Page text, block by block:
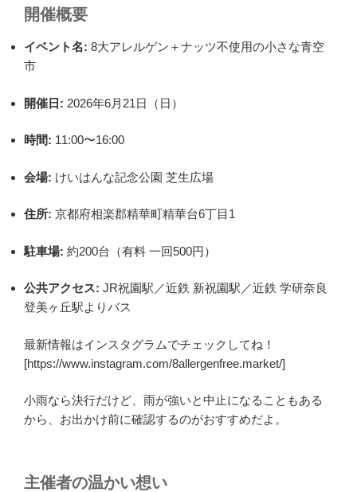
開催概要
イベント名: 8大アレルゲン＋ナッツ不使用の小さな青空
市
開催日: 2026年6月21日（日）
時間: 11:00〜16:00
会場: けいはんな記念公園 芝生広場
住所: 京都府相楽郡精華町精華台6丁目1
駐車場: 約200台（有料 一回500円）
公共アクセス: JR祝園駅／近鉄 新祝園駅／近鉄 学研奈良
登美ヶ丘駅よりバス
最新情報はインスタグラムでチェックしてね！
[https://www.instagram.com/8allergenfree.market/]
小雨なら決行だけど、雨が強いと中止になることもある
から、お出かけ前に確認するのがおすすめだよ。
主催者の温かい想い